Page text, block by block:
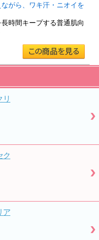
ながら、ワキ汗・ニオイを
時間キープする普通肌向
リ
ク
ア